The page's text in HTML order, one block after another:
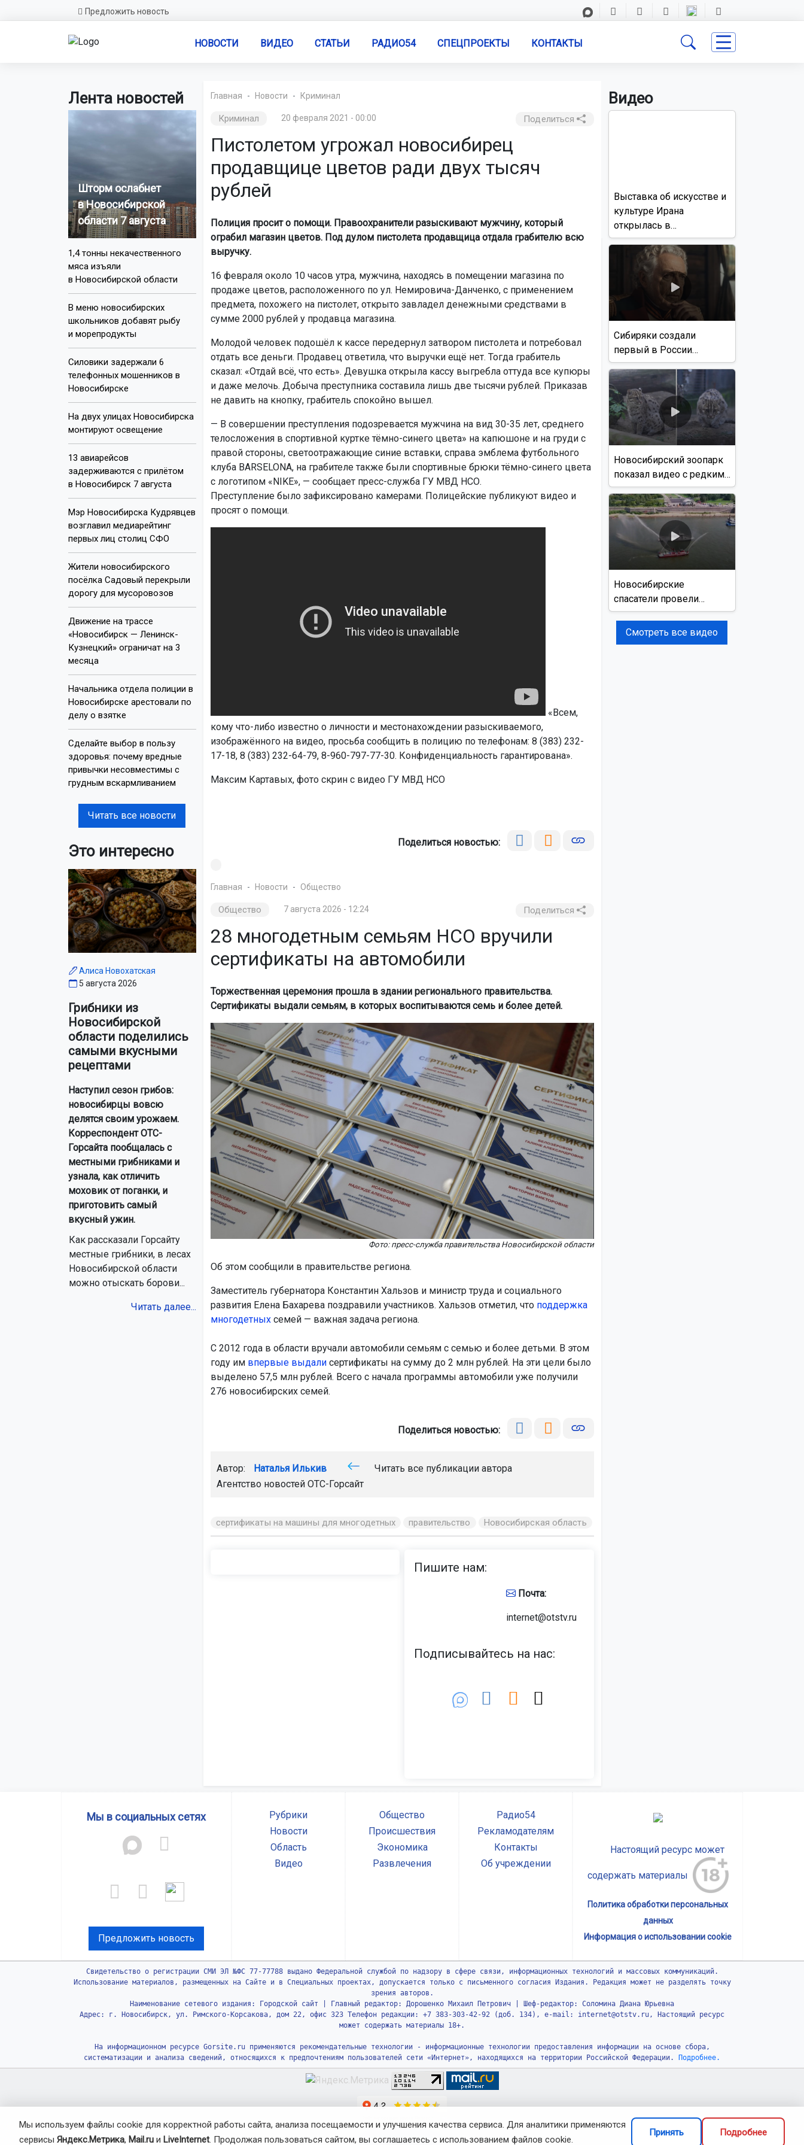
Предложить новость
НОВОСТИ ВИДЕО СТАТЬИ РАДИО54 СПЕЦПРОЕКТЫ КОНТАКТЫ
Лента новостей
Шторм ослабнет
в Новосибирской
области 7 августа
1,4 тонны некачественного
мяса изъяли
в Новосибирской области
В меню новосибирских
школьников добавят рыбу
и морепродукты
Силовики задержали 6
телефонных мошенников в
Новосибирске
На двух улицах Новосибирска
монтируют освещение
13 авиарейсов
задерживаются с прилётом
в Новосибирск 7 августа
Мэр Новосибирска Кудрявцев
возглавил медиарейтинг
первых лиц столиц СФО
Жители новосибирского
посёлка Садовый перекрыли
дорогу для мусоровозов
Движение на трассе
«Новосибирск — Ленинск-
Кузнецкий» ограничат на 3
месяца
Начальника отдела полиции в
Новосибирске арестовали по
делу о взятке
Сделайте выбор в пользу
здоровья: почему вредные
привычки несовместимы с
грудным вскармливанием
Читать все новости
Это интересно
Алиса Новохатская
5 августа 2026
Грибники из
Новосибирской
области поделились
самыми вкусными
рецептами
Наступил сезон грибов:
новосибирцы вовсю
делятся своим урожаем.
Корреспондент ОТС-
Горсайта пообщалась с
местными грибниками и
узнала, как отличить
моховик от поганки, и
приготовить самый
вкусный ужин.
Как рассказали Горсайту
местные грибники, в лесах
Новосибирской области
можно отыскать борови...
Читать далее...
Главная Новости Криминал
Криминал 20 февраля 2021 - 00:00 Поделиться
Пистолетом угрожал новосибирец
продавщице цветов ради двух тысяч
рублей
Полиция просит о помощи. Правоохранители разыскивают мужчину, который
ограбил магазин цветов. Под дулом пистолета продавщица отдала грабителю всю
выручку.
16 февраля около 10 часов утра, мужчина, находясь в помещении магазина по
продаже цветов, расположенного по ул. Немировича-Данченко, с применением
предмета, похожего на пистолет, открыто завладел денежными средствами в
сумме 2000 рублей у продавца магазина.
Молодой человек подошёл к кассе передернул затвором пистолета и потребовал
отдать все деньги. Продавец ответила, что выручки ещё нет. Тогда грабитель
сказал: «Отдай всё, что есть». Девушка открыла кассу выгребла оттуда все купюры
и даже мелочь. Добыча преступника составила лишь две тысячи рублей. Приказав
не давить на кнопку, грабитель спокойно вышел.
— В совершении преступления подозревается мужчина на вид 30-35 лет, среднего
телосложения в спортивной куртке тёмно-синего цвета» на капюшоне и на груди с
правой стороны, светоотражающие синие вставки, справа эмблема футбольного
клуба BARSELONA, на грабителе также были спортивные брюки тёмно-синего цвета
с логотипом «NIKE», — сообщает пресс-служба ГУ МВД НСО.
Преступление было зафиксировано камерами. Полицейские публикуют видео и
просят о помощи.
«Всем,
кому что-либо известно о личности и местонахождении разыскиваемого,
изображённого на видео, просьба сообщить в полицию по телефонам: 8 (383) 232-
17-18, 8 (383) 232-64-79, 8-960-797-77-30. Конфиденциальность гарантирована».
Максим Картавых, фото скрин с видео ГУ МВД НСО
Поделиться новостью:
Главная Новости Общество
Общество 7 августа 2026 - 12:24 Поделиться
28 многодетным семьям НСО вручили
сертификаты на автомобили
Торжественная церемония прошла в здании регионального правительства.
Сертификаты выдали семьям, в которых воспитываются семь и более детей.
Фото: пресс-служба правительства Новосибирской области
Об этом сообщили в правительстве региона.
Заместитель губернатора Константин Хальзов и министр труда и социального
развития Елена Бахарева поздравили участников. Хальзов отметил, что поддержка
многодетныхсемей — важная задача региона.
С 2012 года в области вручали автомобили семьям с семью и более детьми. В этом
году им впервые выдалисертификаты на сумму до 2 млн рублей. На эти цели было
выделено 57,5 млн рублей. Всего с начала программы автомобили уже получили
276 новосибирских семей.
Поделиться новостью:
Автор: Наталья Илькив
Читать все публикации автора
Агентство новостей ОТС-Горсайт
сертификаты на машины для многодетных правительство Новосибирская область
Пишите нам:
Почта:
internet@otstv.ru
Подписывайтесь на нас:
Видео
Выставка об искусстве и
культуре Ирана
открылась в
Новосибирске
Сибиряки создали
первый в России
документальный фильм
с использованием ИИ
Новосибирский зоопарк
показал видео с редким
виверровым котом
Новосибирские
спасатели провели
учения на реке Обь
Смотреть все видео
Мы используем файлы cookie для корректной работы сайта, анализа посещаемости и улучшения качества сервиса. Для аналитики применяются
сервисы Яндекс.Метрика, Mail.ru и LiveInternet. Продолжая пользоваться сайтом, вы соглашаетесь с использованием файлов cookie.
Принять Подробнее
Мы в социальных сетях
Предложить новость
Рубрики
Новости
Область
Видео
Общество
Происшествия
Экономика
Развлечения
Радио54
Рекламодателям
Контакты
Об учреждении
Настоящий ресурс может
содержать материалы
Политика обработки персональных
данных
Информация о использовании cookie
Свидетельство о регистрации СМИ ЭЛ №ФС 77-77788 выдано Федеральной службой по надзору в сфере связи, информационных технологий и массовых коммуникаций.
Использование материалов, размещенных на Сайте и в Специальных проектах, допускается только с письменного согласия Издания. Редакция может не разделять точку
зрения авторов.
Наименование сетевого издания: Городской сайт | Главный редактор: Дорошенко Михаил Петрович | Шеф-редактор: Соломина Диана Юрьевна
Адрес: г. Новосибирск, ул. Римского-Корсакова, дом 22, офис 323 Телефон редакции: +7 383-303-42-92 (доб. 134), e-mail: internet@otstv.ru, Настоящий ресурс
может содержать материалы 18+.
На информационном ресурсе Gorsite.ru применяются рекомендательные технологии - информационные технологии предоставления информации на основе сбора,
систематизации и анализа сведений, относящихся к предпочтениям пользователей сети «Интернет», находящихся на территории Российской Федерации.
Подробнее.
© 2010-2026 Gorsite.ru